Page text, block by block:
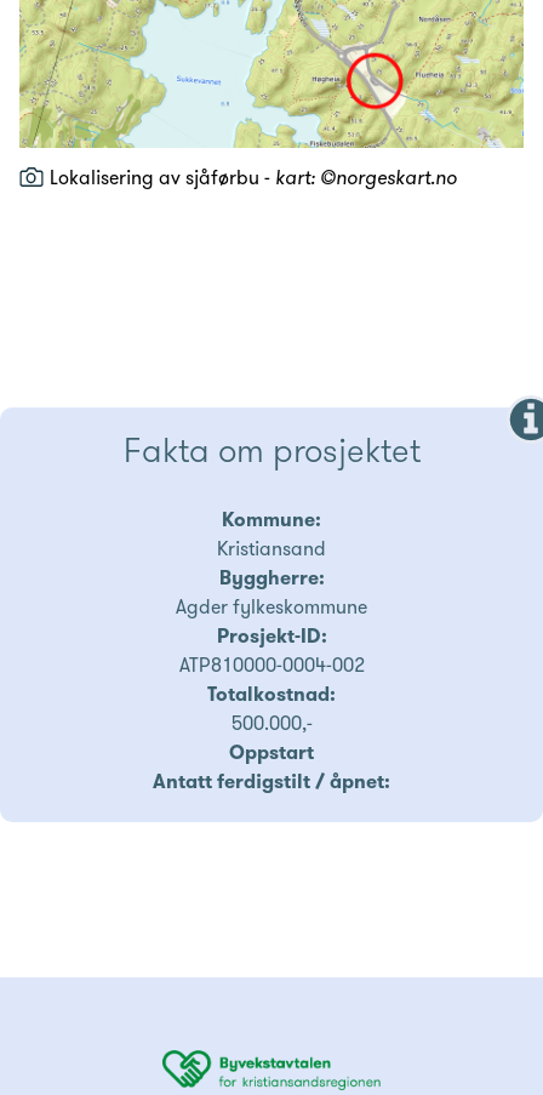
Lokalisering av sjåførbu - kart: ©norgeskart.no
Fakta om prosjektet
Kommune:
Kristiansand
Byggherre:
Agder fylkeskommune
Prosjekt-ID:
ATP810000-0004-002
Totalkostnad:
500.000,-
Oppstart
Antatt ferdigstilt / åpnet: